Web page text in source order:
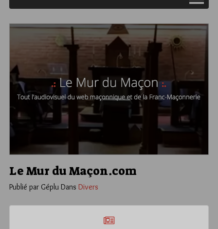
Le Mur du Maçon.com
Publié par Géplu Dans Divers